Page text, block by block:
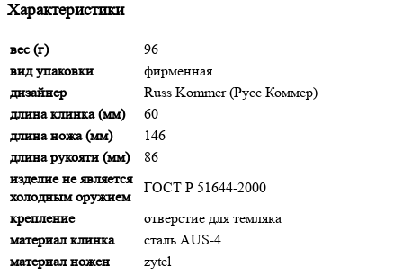
Характеристики
вес (г)
96
вид упаковки
фирменная
дизайнер
Russ Kommer (Русс Коммер)
длина клинка (мм)
60
длина ножа (мм)
146
длина рукояти (мм)
86
изделие не является
холодным оружием
ГОСТ Р 51644-2000
крепление
отверстие для темляка
материал клинка
сталь AUS-4
материал ножен
zytel